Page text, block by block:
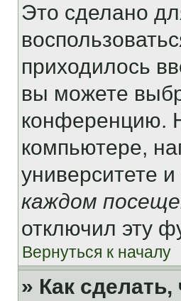
Это сделано
приходилось
вы можете
конференцию.
компьютере,
университете
каждом
отключил эту
Вернуться к началу
» Как